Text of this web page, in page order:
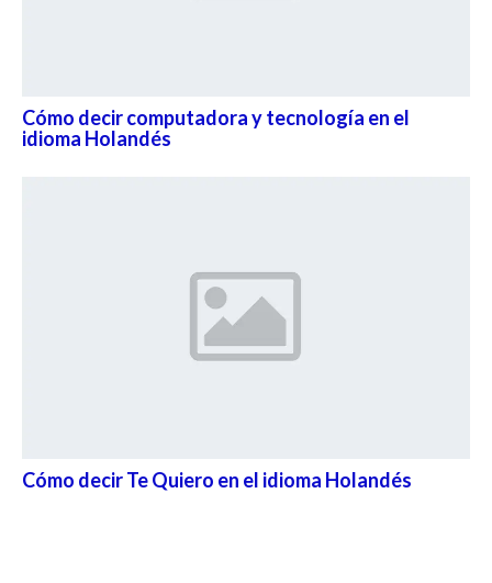
Cómo decir computadora y tecnología en el
idioma Holandés
Cómo decir Te Quiero en el idioma Holandés